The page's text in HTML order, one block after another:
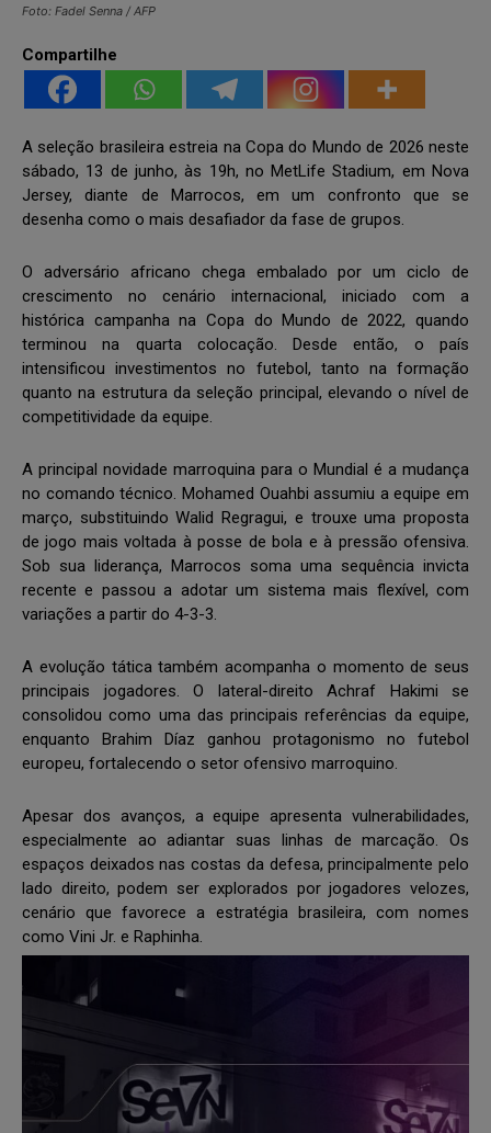
Foto: Fadel Senna / AFP
Compartilhe
A seleção brasileira estreia na Copa do Mundo de 2026 neste
sábado, 13 de junho, às 19h, no MetLife Stadium, em Nova
Jersey, diante de Marrocos, em um confronto que se
desenha como o mais desafiador da fase de grupos.
O adversário africano chega embalado por um ciclo de
crescimento no cenário internacional, iniciado com a
histórica campanha na Copa do Mundo de 2022, quando
terminou na quarta colocação. Desde então, o país
intensificou investimentos no futebol, tanto na formação
quanto na estrutura da seleção principal, elevando o nível de
competitividade da equipe.
A principal novidade marroquina para o Mundial é a mudança
no comando técnico. Mohamed Ouahbi assumiu a equipe em
março, substituindo Walid Regragui, e trouxe uma proposta
de jogo mais voltada à posse de bola e à pressão ofensiva.
Sob sua liderança, Marrocos soma uma sequência invicta
recente e passou a adotar um sistema mais flexível, com
variações a partir do 4-3-3.
A evolução tática também acompanha o momento de seus
principais jogadores. O lateral-direito Achraf Hakimi se
consolidou como uma das principais referências da equipe,
enquanto Brahim Díaz ganhou protagonismo no futebol
europeu, fortalecendo o setor ofensivo marroquino.
Apesar dos avanços, a equipe apresenta vulnerabilidades,
especialmente ao adiantar suas linhas de marcação. Os
espaços deixados nas costas da defesa, principalmente pelo
lado direito, podem ser explorados por jogadores velozes,
cenário que favorece a estratégia brasileira, com nomes
como Vini Jr. e Raphinha.